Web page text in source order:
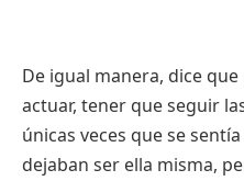
De igual manera, dice
actuar, tener que seguir
únicas veces que se
dejaban ser ella misma,